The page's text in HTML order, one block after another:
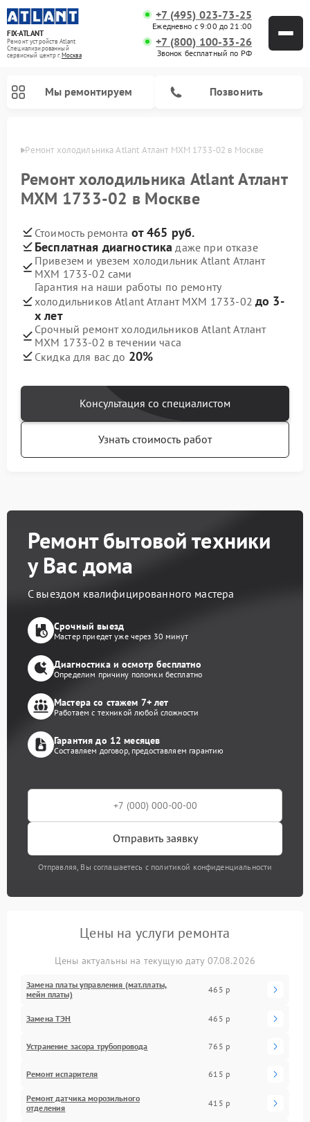
FIX-ATLANT
Ремонт устройств Atlant
Специализированный
cервисный центр г.Москва
+7 (495) 023-73-25
Ежедневно с 9:00 до 21:00
+7 (800) 100-33-26
Звонок бесплатный по РФ
Мы ремонтируем Позвонить
Ремонт холодильника Atlant Атлант МХМ 1733-02 в Москве
Ремонт холодильника Atlant Атлант
МХМ 1733-02 в Москве
Стоимость ремонта от 465 руб.
Бесплатная диагностика даже при отказе
Привезем и увезем холодильник Atlant Атлант
МХМ 1733-02 сами
Гарантия на наши работы по ремонту
холодильников Atlant Атлант МХМ 1733-02 до 3-
х лет
Срочный ремонт холодильников Atlant Атлант
МХМ 1733-02 в течении часа
Скидка для вас до 20%
Консультация со специалистом
Узнать стоимость работ
Ремонт бытовой техники
у Вас дома
С выездом квалифицированного мастера
Срочный выезд
Мастер приедет уже через 30 минут
Диагностика и осмотр бесплатно
Определим причину поломки бесплатно
Мастера со стажем 7+ лет
Работаем с техникой любой сложности
Гарантия до 12 месяцев
Составляем договор, предоставляем гарантию
Отправить заявку
Отправляя, Вы соглашаетесь с политикой конфиденциальности
Цены на услуги ремонта
Цены актуальны на текущую дату 07.08.2026
Замена платы управления (мат.платы,
мейн платы)
465 р
Замена ТЭН 465 р
Устранение засора трубопровода 765 р
Ремонт испарителя 615 р
Ремонт датчика морозильного
отделения
415 р